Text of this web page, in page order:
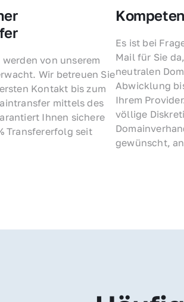
von unserem
Wir betreuen Sie
Kontakt bis zum
mittels des
Ihnen sichere
Transfererfolg seit
Es ist bei
Mail für Sie
neutralen
Abwicklung
Ihrem
völlige
gewünscht,